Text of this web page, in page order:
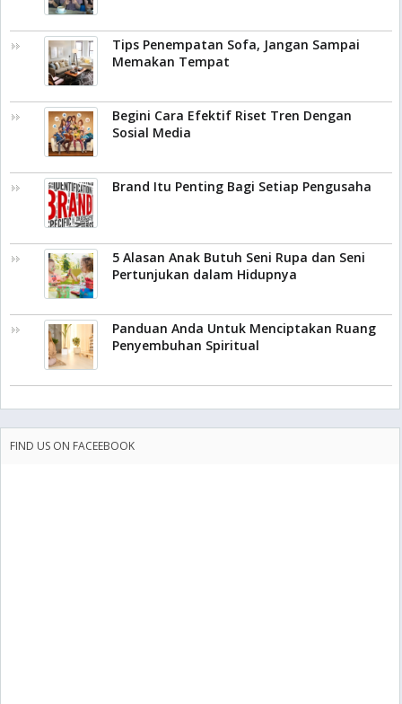
Tips Penempatan Sofa, Jangan Sampai
Memakan Tempat
Begini Cara Efektif Riset Tren Dengan
Sosial Media
Brand Itu Penting Bagi Setiap Pengusaha
5 Alasan Anak Butuh Seni Rupa dan Seni
Pertunjukan dalam Hidupnya
Panduan Anda Untuk Menciptakan Ruang
Penyembuhan Spiritual
FIND US ON FACEEBOOK